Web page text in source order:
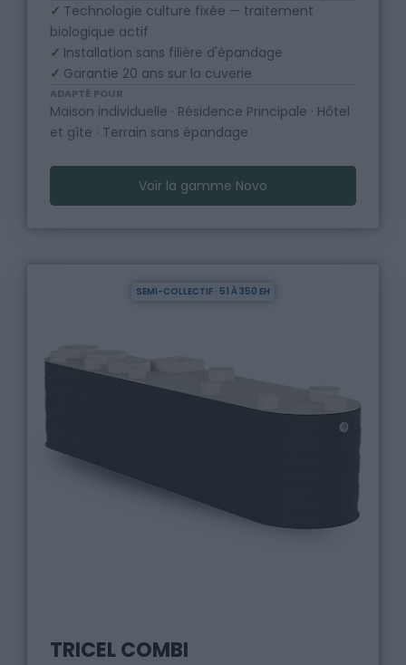
✓ Technologie culture fixée — traitement
biologique actif
✓ Installation sans filière d'épandage
✓ Garantie 20 ans sur la cuverie
ADAPTÉ POUR
Maison individuelle · Résidence Principale · Hôtel
et gîte · Terrain sans épandage
Voir la gamme Novo
SEMI-COLLECTIF · 51 À 350 EH
TRICEL COMBI